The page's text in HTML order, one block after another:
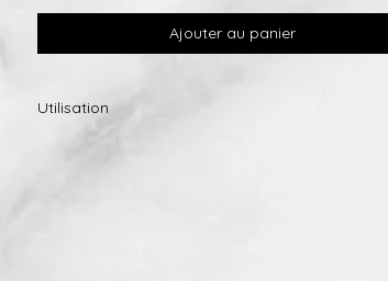
Ajouter au panier
Utilisation